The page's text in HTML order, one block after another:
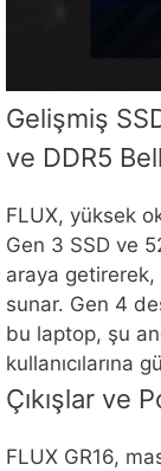
Gelişmiş
ve DDR5
FLUX, yüksek
Gen 3 SSD ve
araya
sunar. Gen 4
bu laptop, şu
kullanıcılarına
Çıkışlar ve
FLUX GR16,